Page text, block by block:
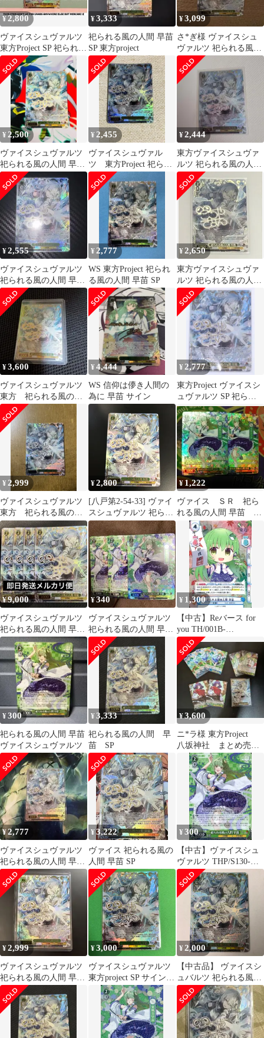
¥2,800
ヴァイスシュヴァルツ
東方Project SP 祀られる
風の人間 早苗
¥3,333
祀られる風の人間 早苗
SP 東方project
¥3,099
さ*ぎ様 ヴァイスシュ
ヴァルツ 祀られる風の
人間 早苗 SP
¥ 2,500
ヴァイスシュヴァルツ
祀られる風の人間 早苗
SP 東方Project
¥ 2,455
ヴァイスシュヴァル
ツ 東方Project 祀られ
る風の人間 早苗 SP サ
イン
¥2,444
東方ヴァイスシュヴァ
ルツ 祀られる風の人間
早苗 SP
¥2,555
ヴァイスシュヴァルツ
祀られる風の人間 早苗
SP
¥ 2,777
WS 東方Project 祀られ
る風の人間 早苗 SP
¥2,650
東方ヴァイスシュヴァ
ルツ 祀られる風の人間
早苗 SP
¥3,600
ヴァイスシュヴァルツ
東方 祀られる風の人
間 早苗 SP
¥4,444
WS 信仰は儚き人間の
為に 早苗 サイン
¥ 2,777
東方Project ヴァイスシ
ュヴァルツ SP 祀られ
る風の人間 早苗
¥2,999
ヴァイスシュヴァルツ
東方 祀られる風の人
間 早苗 SP
¥2,800
[八戸第2-54-33] ヴァイ
スシュヴァルツ 祀られ
る風の人間 早苗
YHP/S130-036SP
¥1,222
ヴァイス ＳＲ 祀ら
れる風の人間 早苗
★★ スーパーレア 2
枚セット 未使用品
¥9,000
ヴァイスシュヴァルツ
祀られる風の人間 早苗
SP 東方Project 4枚
¥340
ヴァイスシュヴァルツ
祀られる風の人間 早苗
SR R 3枚
¥ 1,300
【中古】Reバース for
you TH/001B-
063SP[SP]：祀られる風
の人間 早苗(金箔押し)
¥300
祀られる風の人間 早苗
ヴァイスシュヴァルツ
¥3,333
祀られる風の人間 早
苗 SP
¥3,600
ニ*ラ様 東方Project
八坂神社 まとめ売り
(早苗、加奈子、諏訪
¥2,777
ヴァイスシュヴァルツ
祀られる風の人間 早苗
SP サイン
¥3,222
ヴァイス 祀られる風の
人間 早苗 SP
¥300
【中古】ヴァイスシュ
ヴァルツ THP/S130-
036[R]：祀られる風の
人間 早苗
¥2,999
ヴァイスシュヴァルツ
祀られる風の人間 早苗
SP 東方Project
¥3,000
ヴァイスシュヴァルツ
東方project SP サイン
祀られる風の人間 早苗
¥2,000
【中古品】 ヴァイスシ
ュバルツ 祀られる風の
人間 早苗 サイン入
THP/S130-036SP SP
【069-260714-sy-14-
oto】